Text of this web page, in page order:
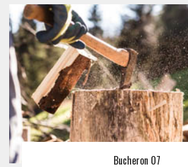
Bucheron 07